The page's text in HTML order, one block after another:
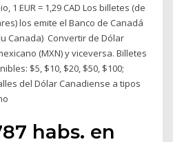
1 EUR = 1,29 CAD Los billetes (de
los emite el Banco de Canadá
Canada) Convertir de Dólar
(MXN) y viceversa. Billetes
$5, $10, $20, $50, $100;
del Dólar Canadiense a tipos
habs. en